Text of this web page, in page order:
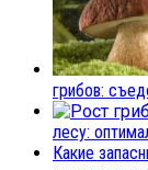
грибов:
лесу:
Какие